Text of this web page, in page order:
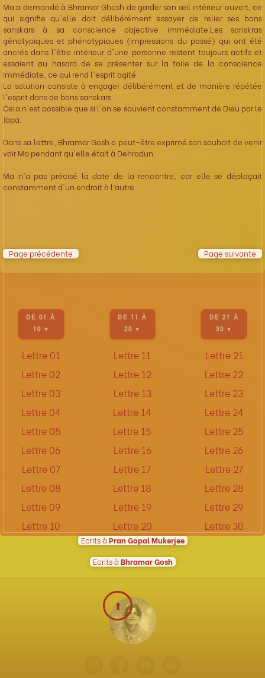
Ma a demandé à Bhramar Ghosh de garder son œil intérieur ouvert, ce
qui signifie qu'elle doit délibérément essayer de relier ses bons
sanskars à sa conscience objective immédiate.Les sanskras
génotypiques et phénotypiques (impressions du passé) qui ont été
ancrés dans l'être intérieur d'une personne restent toujours actifs et
essaient au hasard de se présenter sur la toile de la conscience
immédiate, ce qui rend l'esprit agité.
La solution consiste à engager délibérément et de manière répétée
l'esprit dans de bons sanskars.
Cela n'est possible que si l'on se souvient constamment de Dieu par le
Japa.
Dans sa lettre, Bhramar Gosh a peut-être exprimé son souhait de venir
voir Ma pendant qu'elle était à Dehradun.
Ma n'a pas précisé la date de la rencontre, car elle se déplaçait
constamment d'un endroit à l’autre.
Page précédente Page suivante
DE 01 À
10 ▾
Lettre 01
Lettre 02
Lettre 03
Lettre 04
Lettre 05
Lettre 06
Lettre 07
Lettre 08
Lettre 09
Lettre 10
DE 11 À
20 ▾
Lettre 11
Lettre 12
Lettre 13
Lettre 14
Lettre 15
Lettre 16
Lettre 17
Lettre 18
Lettre 19
Lettre 20
DE 21 À
30 ▾
Lettre 21
Lettre 22
Lettre 23
Lettre 24
Lettre 25
Lettre 26
Lettre 27
Lettre 28
Lettre 29
Lettre 30
Ecrits àPran Gopal Mukerjee
Ecrits àBhramar Gosh
⬆︎